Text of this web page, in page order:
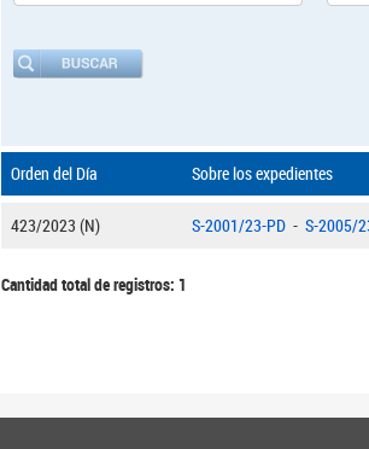
Orden del Día Sobre los expedientes
423/2023 (N) S-2001/23-PD - S-2005/
Cantidad total de registros: 1